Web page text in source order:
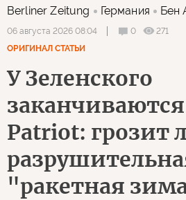
Berliner Zeitung Германия Бен
06 августа 2026 08:04 0
271
ОРИГИНАЛ СТАТЬИ
У Зеленского
Patriot: грозит
"ракетная